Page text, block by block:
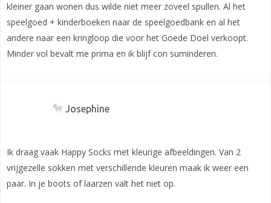
kleiner gaan wonen dus wilde niet meer zoveel spullen. Al het
speelgoed + kinderboeken naar de speelgoedbank en al het
andere naar een kringloop die voor het Goede Doel verkoopt.
Minder vol bevalt me prima en ik blijf con suminderen.
Josephine
Ik draag vaak Happy Socks met kleurige afbeeldingen. Van 2
vrijgezelle sokken met verschillende kleuren maak ik weer een
paar. In je boots of laarzen valt het niet op.